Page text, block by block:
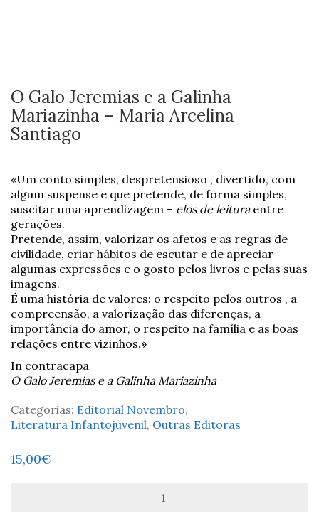
O Galo Jeremias e a Galinha
Mariazinha – Maria Arcelina
Santiago
«Um conto simples, despretensioso , divertido, com
algum suspense e que pretende, de forma simples,
suscitar uma aprendizagem – elos de leituraentre
gerações.
Pretende, assim, valorizar os afetos e as regras de
civilidade, criar hábitos de escutar e de apreciar
algumas expressões e o gosto pelos livros e pelas suas
imagens.
É uma história de valores: o respeito pelos outros , a
compreensão, a valorização das diferenças, a
importância do amor, o respeito na família e as boas
relações entre vizinhos.»
In contracapa
O Galo Jeremias e a Galinha Mariazinha
Categorias: Editorial Novembro,
Literatura Infantojuvenil, Outras Editoras
15,00€